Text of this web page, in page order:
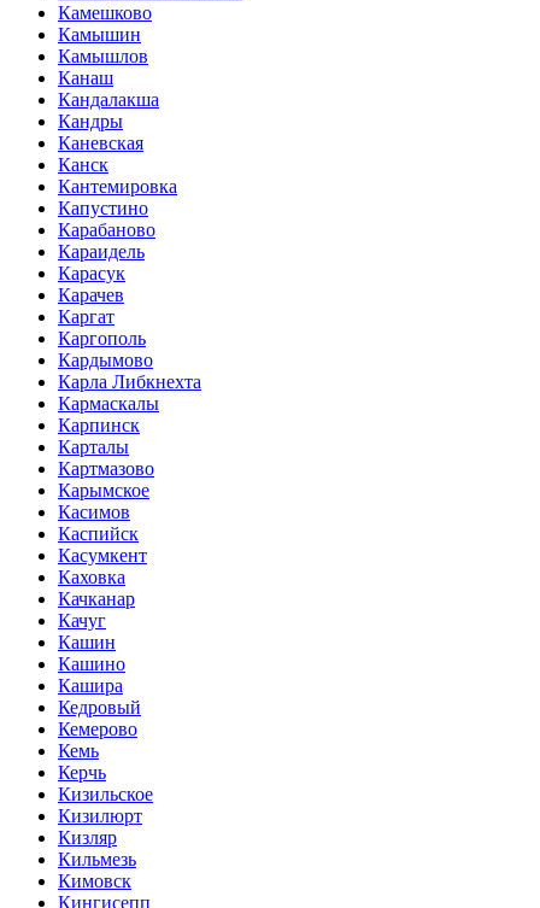
Камешково
Камышин
Камышлов
Канаш
Кандалакша
Кандры
Каневская
Канск
Кантемировка
Капустино
Карабаново
Караидель
Карасук
Карачев
Каргат
Каргополь
Кардымово
Карла Либкнехта
Кармаскалы
Карпинск
Карталы
Картмазово
Карымское
Касимов
Каспийск
Касумкент
Каховка
Качканар
Качуг
Кашин
Кашино
Кашира
Кедровый
Кемерово
Кемь
Керчь
Кизильское
Кизилюрт
Кизляр
Кильмезь
Кимовск
Кингисепп